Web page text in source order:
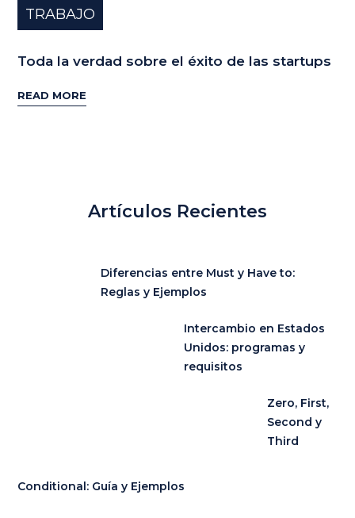
TRABAJO
Toda la verdad sobre el éxito de las startups
READ MORE
Artículos Recientes
Diferencias entre Must y Have to:
Reglas y Ejemplos
Intercambio en Estados
Unidos: programas y
requisitos
Zero, First,
Second y
Third
Conditional: Guía y Ejemplos